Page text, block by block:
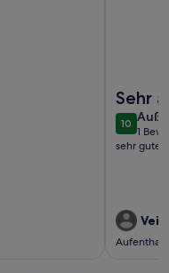
Sehr
1010 von
1
(1
sehr gute